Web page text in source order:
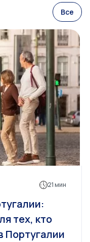
Все
21 мин
тех, кто
Португалии